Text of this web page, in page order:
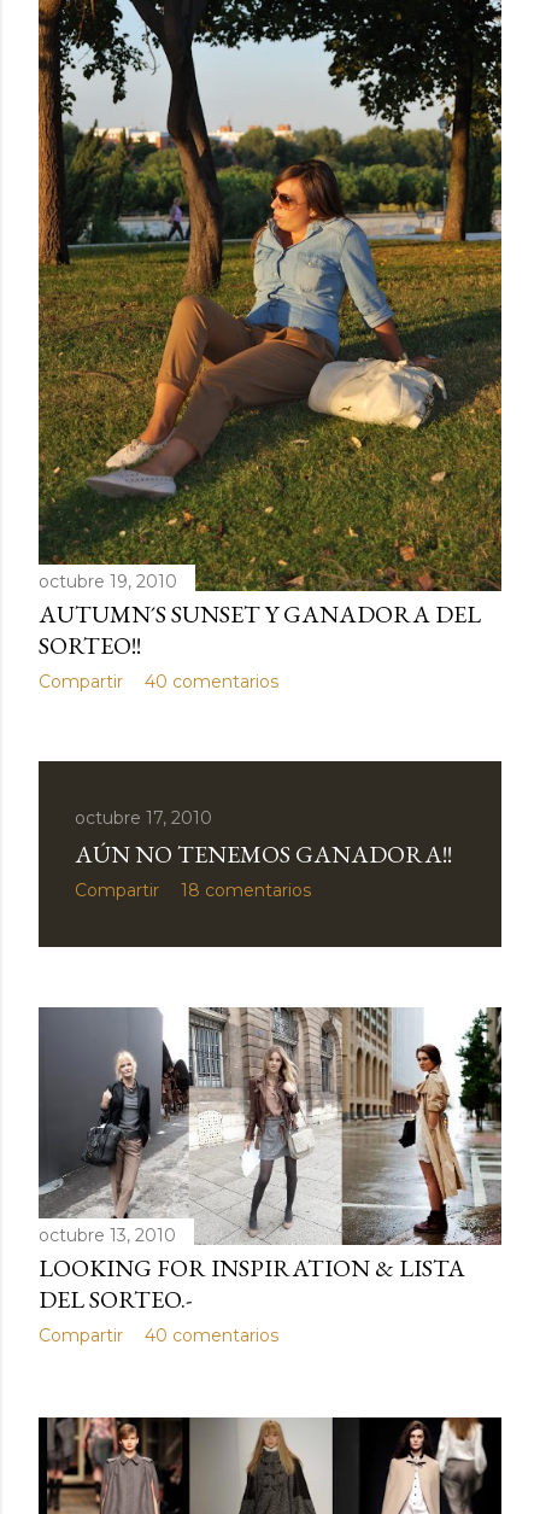
octubre 19, 2010
AUTUMN´S SUNSET Y GANADORA DEL
SORTEO!!
Compartir 40 comentarios
octubre 17, 2010
AÚN NO TENEMOS GANADORA!!
Compartir 18 comentarios
octubre 13, 2010
LOOKING FOR INSPIRATION & LISTA
DEL SORTEO.-
Compartir 40 comentarios